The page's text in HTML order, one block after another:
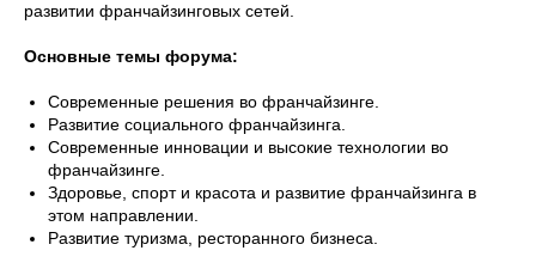
развитии франчайзинговых сетей.
Основные темы форума:
Современные решения во франчайзинге.
Развитие социального франчайзинга.
Современные инновации и высокие технологии во
франчайзинге.
Здоровье, спорт и красота и развитие франчайзинга в
этом направлении.
Развитие туризма, ресторанного бизнеса.